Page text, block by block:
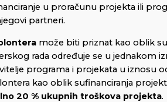
u proračunu projekta ili
partneri.
može biti priznat kao oblik
rada određuje se u jednakom
programa i projekata u iznosu
kao oblik sufinanciranja
20 % ukupnih troškova projekta.